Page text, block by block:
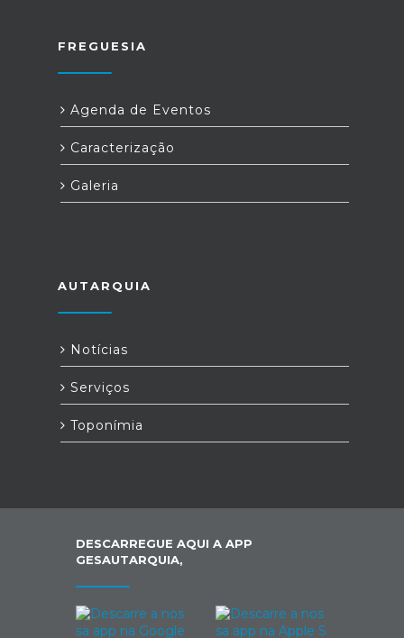
FREGUESIA
Agenda de Eventos
Caracterização
Galeria
AUTARQUIA
Notícias
Serviços
Toponímia
DESCARREGUE AQUI A APP
GESAUTARQUIA,